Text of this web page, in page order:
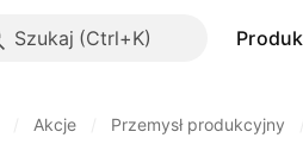
Szukaj
Akcje Przemysł produkcyjny